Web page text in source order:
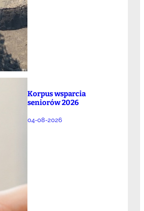
Korpus wsparcia
seniorów 2026
04-08-2026